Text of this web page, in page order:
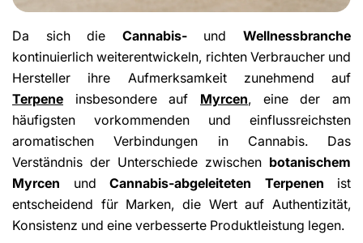
Da sich die Cannabis-undWellnessbranche
kontinuierlich weiterentwickeln, richten Verbraucher und
Hersteller ihre Aufmerksamkeit zunehmend auf
Terpene insbesondere auf Myrcen, eine der am
häufigsten vorkommenden und einflussreichsten
aromatischen Verbindungen in Cannabis. Das
Verständnis der Unterschiede zwischen botanischem
Myrcen und Cannabis-abgeleiteten Terpenen ist
entscheidend für Marken, die Wert auf Authentizität,
Konsistenz und eine verbesserte Produktleistung legen.